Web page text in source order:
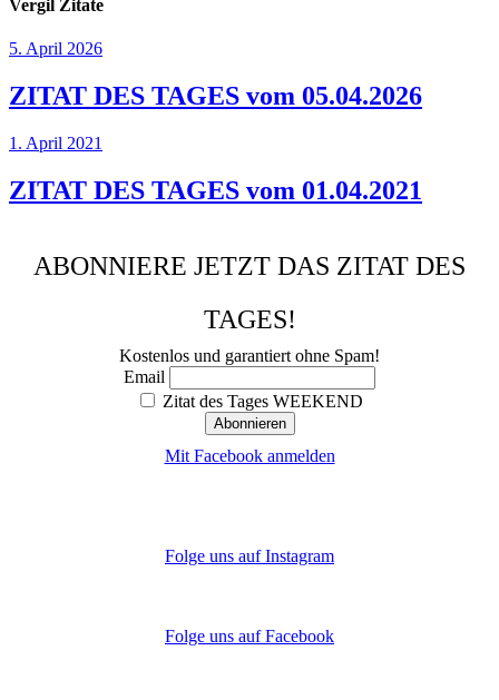
Vergil Zitate
5. April 2026
ZITAT DES TAGES vom 05.04.2026
1. April 2021
ZITAT DES TAGES vom 01.04.2021
ABONNIERE JETZT DAS ZITAT DES
TAGES!
Kostenlos und garantiert ohne Spam!
Email
Zitat des Tages WEEKEND
Mit Facebook anmelden
Folge uns auf Instagram
Folge uns auf Facebook